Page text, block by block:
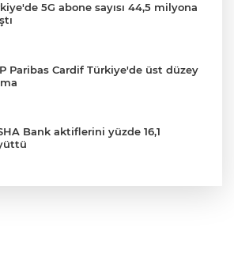
5G abone sayısı 44,5 milyona
Paribas Cardif Türkiye'de üst düzey
Bank aktiflerini yüzde 16,1